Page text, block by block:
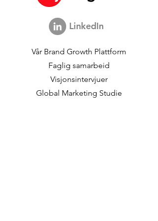
LinkedIn
Vår Brand Growth Plattform
Faglig samarbeid
Visjonsintervjuer
Global Marketing Studie